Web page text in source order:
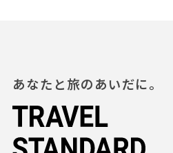
あなたと旅のあいだに。